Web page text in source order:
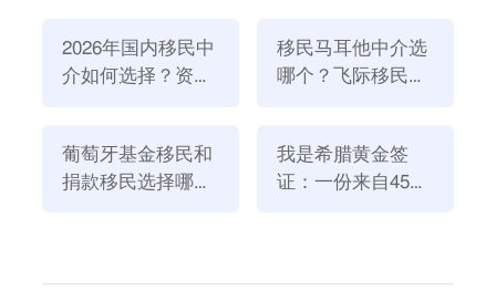
2024-2025年和2025-2026年净移民人数将下降到25万
人左右。政府表示，如果没有新的政策力挽狂澜，移民
将达到30.5万人。
澳洲政府移民政策的收紧主要针对两个群体：国际学生
2026年国内移民中
介如何选择？资
移民马耳他中介选
哪个？飞际移民是
葡萄牙基金移民和
捐款移民选择哪个
我是希腊黄金签
证：一份来自45亿